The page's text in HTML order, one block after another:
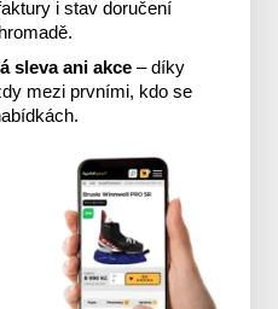
i stav doručení
sleva ani akce – díky
mezi prvními, kdo se